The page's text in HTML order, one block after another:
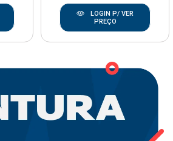
LOGIN P/ VER
PREÇO